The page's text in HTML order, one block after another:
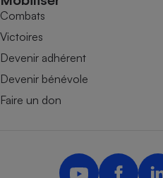
Combats
Victoires
Devenir adhérent
Devenir bénévole
Faire un don